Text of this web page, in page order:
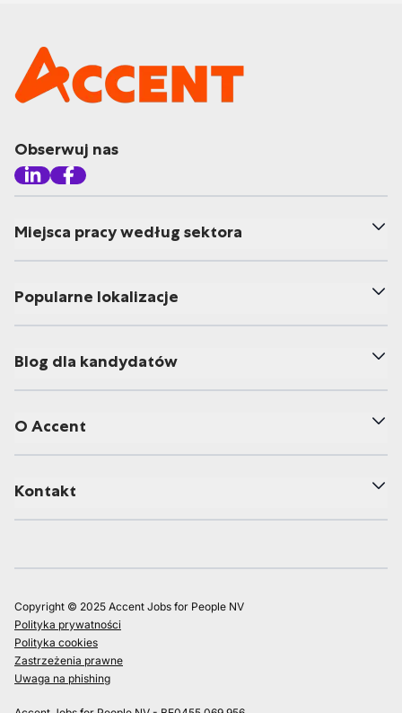
Obserwuj nas
Miejsca pracy według sektora
Popularne lokalizacje
Blog dla kandydatów
O Accent
Kontakt
Copyright © 2025 Accent Jobs for People NV
Polityka prywatności
Polityka cookies
Zastrzeżenia prawne
Uwaga na phishing